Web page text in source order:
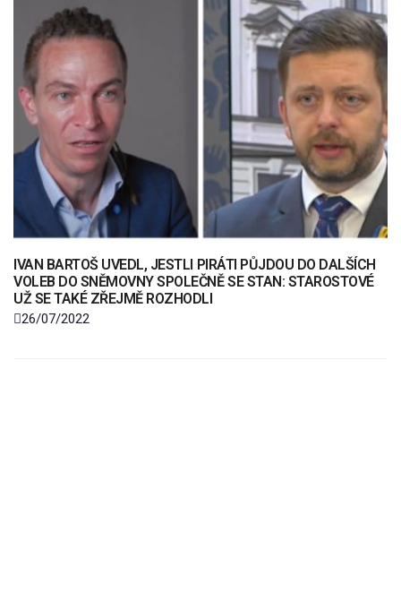
IVAN BARTOŠ UVEDL, JESTLI PIRÁTI PŮJDOU DO DALŠÍCH
VOLEB DO SNĚMOVNY SPOLEČNĚ SE STAN: STAROSTOVÉ
UŽ SE TAKÉ ZŘEJMĚ ROZHODLI
26/07/2022